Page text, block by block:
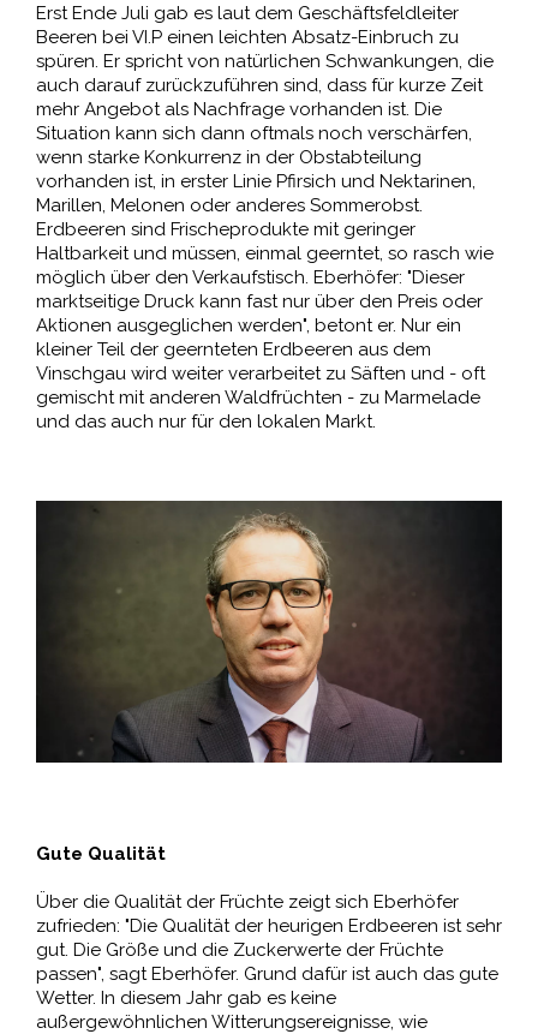
Erst Ende Juli gab es laut dem Geschäftsfeldleiter
Beeren bei VI.P einen leichten Absatz-Einbruch zu
spüren. Er spricht von natürlichen Schwankungen, die
auch darauf zurückzuführen sind, dass für kurze Zeit
mehr Angebot als Nachfrage vorhanden ist. Die
Situation kann sich dann oftmals noch verschärfen,
wenn starke Konkurrenz in der Obstabteilung
vorhanden ist, in erster Linie Pfirsich und Nektarinen,
Marillen, Melonen oder anderes Sommerobst.
Erdbeeren sind Frischeprodukte mit geringer
Haltbarkeit und müssen, einmal geerntet, so rasch wie
möglich über den Verkaufstisch. Eberhöfer: "Dieser
marktseitige Druck kann fast nur über den Preis oder
Aktionen ausgeglichen werden", betont er. Nur ein
kleiner Teil der geernteten Erdbeeren aus dem
Vinschgau wird weiter verarbeitet zu Säften und - oft
gemischt mit anderen Waldfrüchten - zu Marmelade
und das auch nur für den lokalen Markt.
Gute Qualität
Über die Qualität der Früchte zeigt sich Eberhöfer
zufrieden: "Die Qualität der heurigen Erdbeeren ist sehr
gut. Die Größe und die Zuckerwerte der Früchte
passen", sagt Eberhöfer. Grund dafür ist auch das gute
Wetter. In diesem Jahr gab es keine
außergewöhnlichen Witterungsereignisse, wie